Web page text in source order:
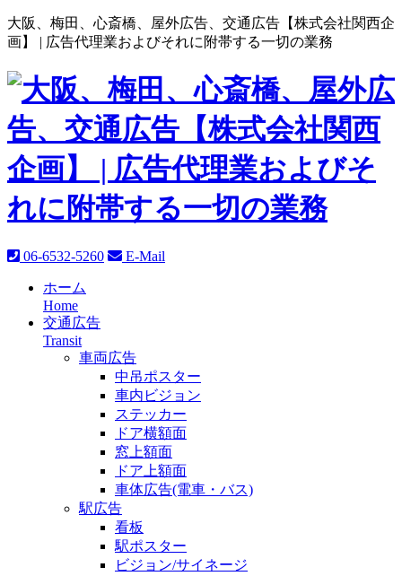
大阪、梅田、心斎橋、屋外広告、交通広告【株式会社関西企
画】 | 広告代理業およびそれに附帯する一切の業務
06-6532-5260 E-Mail
ホーム
Home
交通広告
Transit
車両広告
中吊ポスター
車内ビジョン
ステッカー
ドア横額面
窓上額面
ドア上額面
車体広告(電車・バス)
駅広告
看板
駅ポスター
ビジョン/サイネージ